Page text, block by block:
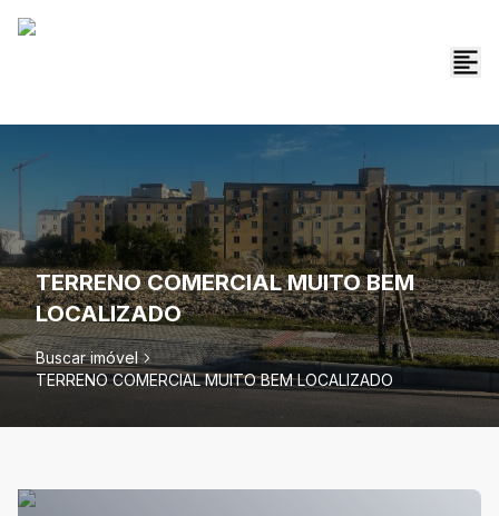
TERRENO COMERCIAL MUITO BEM
LOCALIZADO
Buscar imóvel
TERRENO COMERCIAL MUITO BEM LOCALIZADO